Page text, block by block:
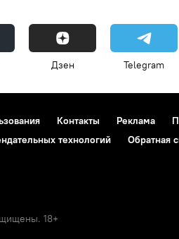
Дзен Telegram
Контакты Реклама
технологий
Обратная
18+